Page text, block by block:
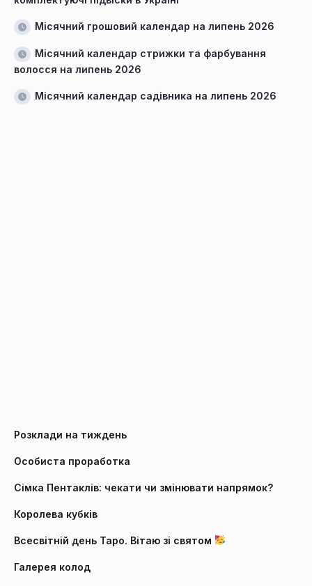
Місячний грошовий календар на липень 2026
Місячний календар стрижки та фарбування
волосся на липень 2026
Місячний календар садівника на липень 2026
Розклади на тиждень
Особиста проработка
Сімка Пентаклів: чекати чи змінювати напрямок?
Королева кубків
Всесвітній день Таро. Вітаю зі святом
Галерея колод